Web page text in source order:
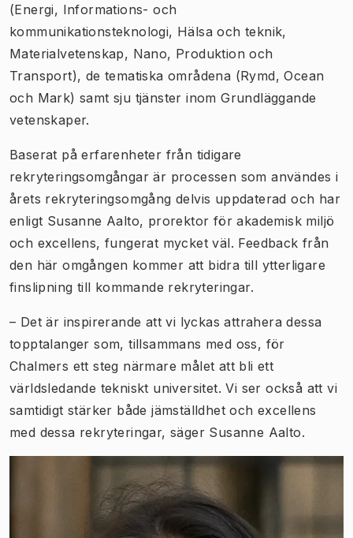
(Energi, Informations- och
kommunikationsteknologi, Hälsa och teknik,
Materialvetenskap, Nano, Produktion och
Transport), de tematiska områdena (Rymd, Ocean
och Mark) samt sju tjänster inom Grundläggande
vetenskaper.
Baserat på erfarenheter från tidigare
rekryteringsomgångar är processen som användes i
årets rekryteringsomgång delvis uppdaterad och har
enligt Susanne Aalto, prorektor för akademisk miljö
och excellens, fungerat mycket väl. Feedback från
den här omgången kommer att bidra till ytterligare
finslipning till kommande rekryteringar.
– Det är inspirerande att vi lyckas attrahera dessa
topptalanger som, tillsammans med oss, för
Chalmers ett steg närmare målet att bli ett
världsledande tekniskt universitet. Vi ser också att vi
samtidigt stärker både jämställdhet och excellens
med dessa rekryteringar, säger Susanne Aalto.